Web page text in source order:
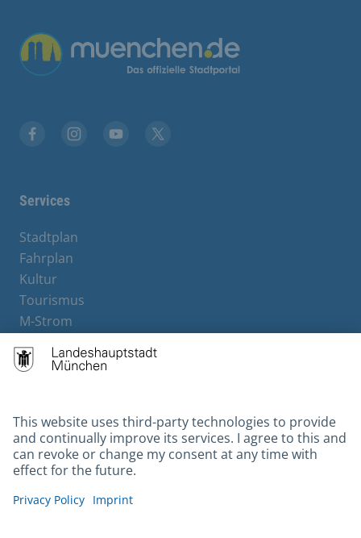
Übergreifende Links
Services
Stadtplan
Fahrplan
Kultur
Tourismus
M-Strom
Hotels
Contact
Barrierefreiheit
Leichte Sprache
Gebärdensprache